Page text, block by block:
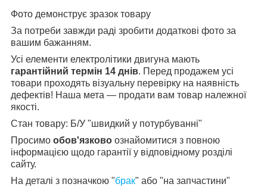
Фото демонструє зразок товару
За потреби завжди раді зробити додаткові фото за
вашим бажанням.
Усі елементи електролітики двигуна мають
гарантійний термін 14 днів. Перед продажем усі
товари проходять візуальну перевірку на наявність
дефектів! Наша мета — продати вам товар належної
якості.
Стан товару: Б/У "швидкий у потурбуванні"
Просимо обов'язково ознайомитися з повною
інформацією щодо гарантії у відповідному розділі
сайту.
На деталі з позначкою "брак" або "на запчастини"